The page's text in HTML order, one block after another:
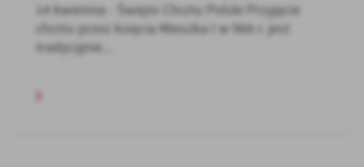
14 kwietnia - Święto Chrztu Polski Przyjęcie
chrztu przez księcia Mieszka I w 966 r. jest
tradycyjnie...